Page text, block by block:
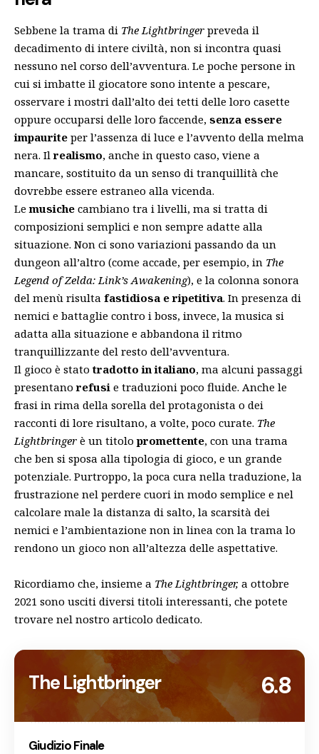
Sebbene la trama di The Lightbringer preveda il
decadimento di intere civiltà, non si incontra quasi
nessuno nel corso dell’avventura. Le poche persone in
cui si imbatte il giocatore sono intente a pescare,
osservare i mostri dall’alto dei tetti delle loro casette
oppure occuparsi delle loro faccende, senza essere
impaurite per l’assenza di luce e l’avvento della melma
nera. Ilrealismo, anche in questo caso, viene a
mancare, sostituito da un senso di tranquillità che
dovrebbe essere estraneo alla vicenda.
Lemusiche cambiano tra i livelli, ma si tratta di
composizioni semplici e non sempre adatte alla
situazione. Non ci sono variazioni passando da un
dungeon all’altro (come accade, per esempio, in The
Legend of Zelda: Link’s Awakening), e la colonna sonora
del menù risulta fastidiosa e ripetitiva. In presenza di
nemici e battaglie contro i boss, invece, la musica si
adatta alla situazione e abbandona il ritmo
tranquillizzante del resto dell’avventura.
Il gioco è stato tradotto in italiano, ma alcuni passaggi
presentanorefusi e traduzioni poco fluide. Anche le
frasi in rima della sorella del protagonista o dei
racconti di lore risultano, a volte, poco curate. The
Lightbringer è un titolopromettente, con una trama
che ben si sposa alla tipologia di gioco, e un grande
potenziale. Purtroppo, la poca cura nella traduzione, la
frustrazione nel perdere cuori in modo semplice e nel
calcolare male la distanza di salto, la scarsità dei
nemici e l’ambientazione non in linea con la trama lo
rendono un gioco non all’altezza delle aspettative.
Ricordiamo che, insieme a The Lightbringer, a ottobre
2021 sono usciti diversi titoli interessanti, che potete
trovare nel nostro articolo dedicato.
The Lightbringer 6.8
Giudizio Finale